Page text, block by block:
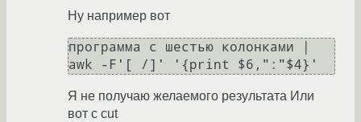
Ну например вот
программа с шестью колонками |
awk -F'[ /]' '{print $6,":"$4}'
Я не получаю желаемого результата Или
вот с cut